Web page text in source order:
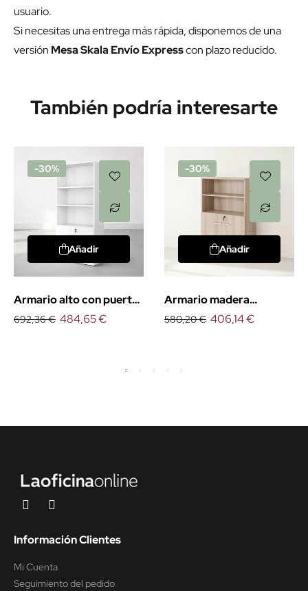
usuario.
Si necesitas una entrega más rápida, disponemos de una
versión Mesa Skala Envío Expresscon plazo reducido.
También podría interesarte
-30%
Añadir
Armario alto con puertas
bajas
692,36 € 484,65 €
-30%
Añadir
Armario madera
mediano con puertas
580,20 € 406,14 €
Información Clientes
Mi Cuenta
Seguimiento del pedido